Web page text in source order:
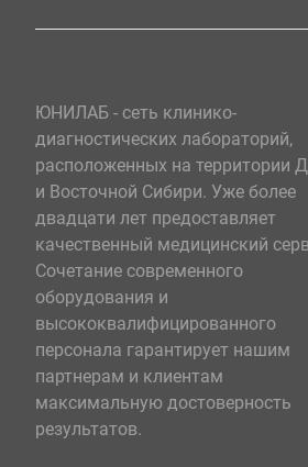
ЮНИЛАБ - сеть клинико-
диагностических лабораторий,
расположенных на территории
и Восточной Сибири. Уже более
двадцати лет предоставляет
качественный медицинский
Сочетание современного
оборудования и
высококвалифицированного
персонала гарантирует нашим
партнерам и клиентам
максимальную достоверность
результатов.